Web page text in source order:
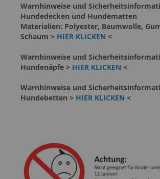
Warnhinweise und
Hundedecken und Hundematten
Materialien: Polyester, Baumwolle,
Schaum > HIER KLICKEN <
Warnhinweise und
Hundenäpfe > HIER KLICKEN <
Warnhinweise und
Hundebetten > HIER KLICKEN <